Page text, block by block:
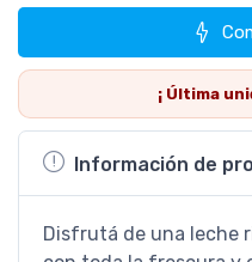
¡ Última
Información de
Disfrutá de una leche